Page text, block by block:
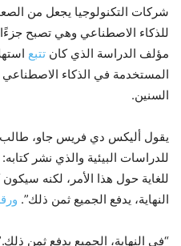
شركات التكنولوجيا يجعل من
للذكاء الاصطناعي وهي تصبح جزءًا
مؤلف الدراسة الذي كان تتبع
المستخدمة في الذكاء
السنين.
للدراسات البيئية والذي نشر
للغاية حول هذا الأمر، لكنه
النهاية، يدفع الجميع ثمن ذلك”.
“في النهاية، الجميع يدفع ثمن